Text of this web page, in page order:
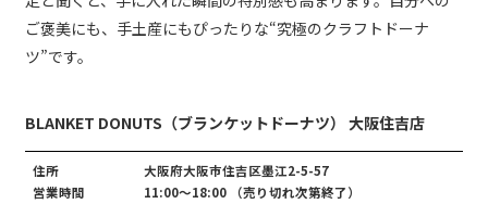
ご褒美にも、手土産にもぴったりな“究極のクラフトドーナ
ツ”です。
BLANKET DONUTS（ブランケットドーナツ） 大阪住吉店
住所
大阪府大阪市住吉区墨江2-5-57
営業時間
11:00〜18:00 （売り切れ次第終了）